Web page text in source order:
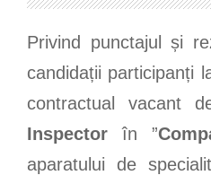
Privind punctajul și
candidații participanți
contractual vacant
Inspector în ”
aparatului de